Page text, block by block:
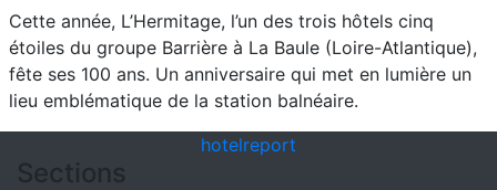
Cette année, L’Hermitage, l’un des trois hôtels cinq
étoiles du groupe Barrière à La Baule (Loire-Atlantique),
fête ses 100 ans. Un anniversaire qui met en lumière un
lieu emblématique de la station balnéaire.
hotelreport
Sections